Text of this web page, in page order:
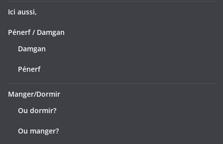
Ici aussi,
Pénerf / Damgan
Damgan
Pénerf
Manger/Dormir
Ou dormir?
Ou manger?